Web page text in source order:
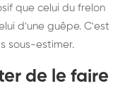
que celui du frelon
d'une guêpe. C'est
sous-estimer.
de le faire